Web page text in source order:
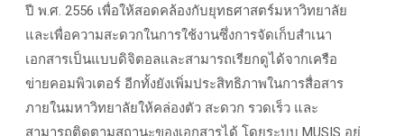
ปี พ.ศ. 2556 เพื่อให้สอดคล้องกับยุทธศาสตร์มหาวิทยาลัย
และเพื่อความสะดวกในการใช้งานซึ่งการจัดเก็บสำเนา
เอกสารเป็นแบบดิจิตอลและสามารถเรียกดูได้จากเครือ
ข่ายคอมพิวเตอร์ อีกทั้งยังเพิ่มประสิทธิภาพในการสื่อสาร
ภายในมหาวิทยาลัยให้คล่องตัว สะดวก รวดเร็ว และ
สามารถติดตามสถานะของเอกสารได้ โดยระบบ MUSIS อยู่